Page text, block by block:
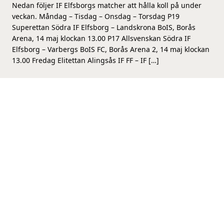
Nedan följer IF Elfsborgs matcher att hålla koll på under
veckan. Måndag – Tisdag – Onsdag – Torsdag P19
Superettan Södra IF Elfsborg – Landskrona BoIS, Borås
Arena, 14 maj klockan 13.00 P17 Allsvenskan Södra IF
Elfsborg – Varbergs BoIS FC, Borås Arena 2, 14 maj klockan
13.00 Fredag Elitettan Alingsås IF FF – IF […]